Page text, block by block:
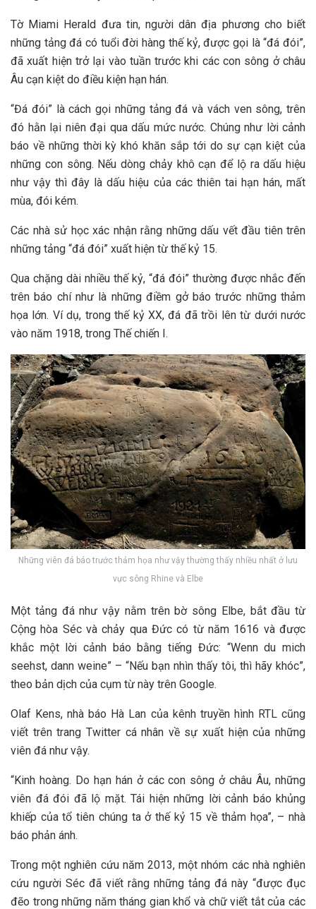
Tờ Miami Herald đưa tin, người dân địa phương cho biết
những tảng đá có tuổi đời hàng thế kỷ, được gọi là “đá đói”,
đã xuất hiện trở lại vào tuần trước khi các con sông ở châu
Âu cạn kiệt do điều kiện hạn hán.
“Đá đói” là cách gọi những tảng đá và vách ven sông, trên
đó hằn lại niên đại qua dấu mức nước. Chúng như lời cảnh
báo về những thời kỳ khó khăn sắp tới do sự cạn kiệt của
những con sông. Nếu dòng chảy khô cạn để lộ ra dấu hiệu
như vậy thì đây là dấu hiệu của các thiên tai hạn hán, mất
mùa, đói kém.
Các nhà sử học xác nhận rằng những dấu vết đầu tiên trên
những tảng “đá đói” xuất hiện từ thế kỷ 15.
Qua chặng dài nhiều thế kỷ, “đá đói” thường được nhắc đến
trên báo chí như là những điềm gở báo trước những thảm
họa lớn. Ví dụ, trong thế kỷ XX, đá đã trồi lên từ dưới nước
vào năm 1918, trong Thế chiến I.
Những viên đá báo trước thảm họa như vậy thường thấy nhiều nhất ở lưu
vực sông Rhine và Elbe
Một tảng đá như vậy nằm trên bờ sông Elbe, bắt đầu từ
Cộng hòa Séc và chảy qua Đức có từ năm 1616 và được
khắc một lời cảnh báo bằng tiếng Đức: “Wenn du mich
seehst, dann weine” – “Nếu bạn nhìn thấy tôi, thì hãy khóc”,
theo bản dịch của cụm từ này trên Google.
Olaf Kens, nhà báo Hà Lan của kênh truyền hình RTL cũng
viết trên trang Twitter cá nhân về sự xuất hiện của những
viên đá như vậy.
“Kinh hoàng. Do hạn hán ở các con sông ở châu Âu, những
viên đá đói đã lộ mặt. Tái hiện những lời cảnh báo khủng
khiếp của tổ tiên chúng ta ở thế kỷ 15 về thảm họa”, – nhà
báo phản ánh.
Trong một nghiên cứu năm 2013, một nhóm các nhà nghiên
cứu người Séc đã viết rằng những tảng đá này “được đục
đẽo trong những năm tháng gian khổ và chữ viết tắt của các